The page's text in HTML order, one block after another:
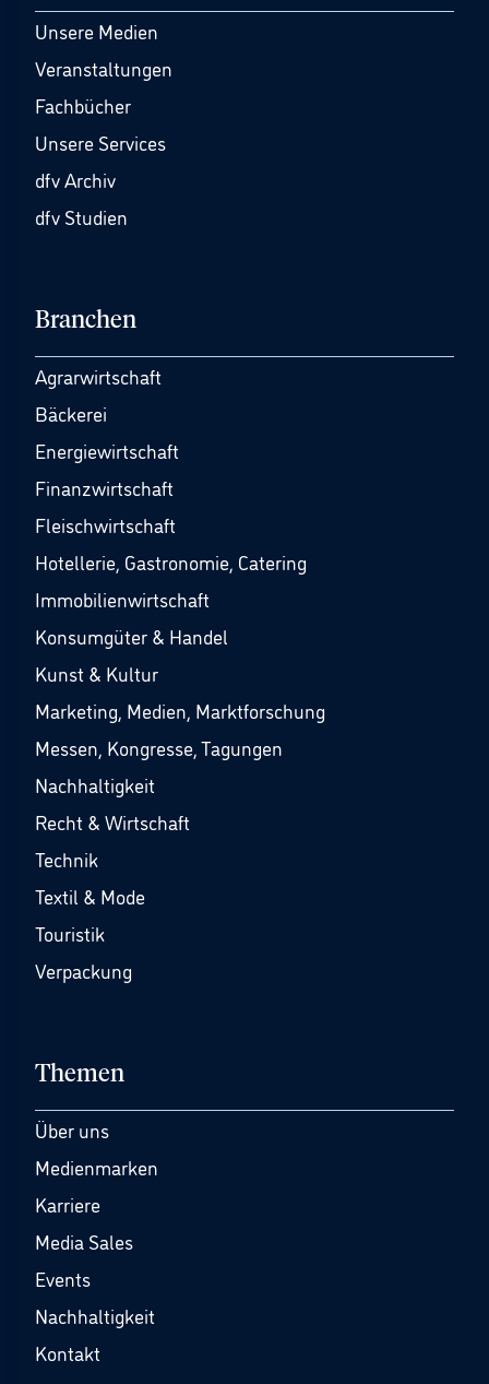
Unsere Medien
Veranstaltungen
Fachbücher
Unsere Services
dfv Archiv
dfv Studien
Branchen
Agrarwirtschaft
Bäckerei
Energiewirtschaft
Finanzwirtschaft
Fleischwirtschaft
Hotellerie, Gastronomie, Catering
Immobilienwirtschaft
Konsumgüter & Handel
Kunst & Kultur
Marketing, Medien, Marktforschung
Messen, Kongresse, Tagungen
Nachhaltigkeit
Recht & Wirtschaft
Technik
Textil & Mode
Touristik
Verpackung
Themen
Über uns
Medienmarken
Karriere
Media Sales
Events
Nachhaltigkeit
Kontakt